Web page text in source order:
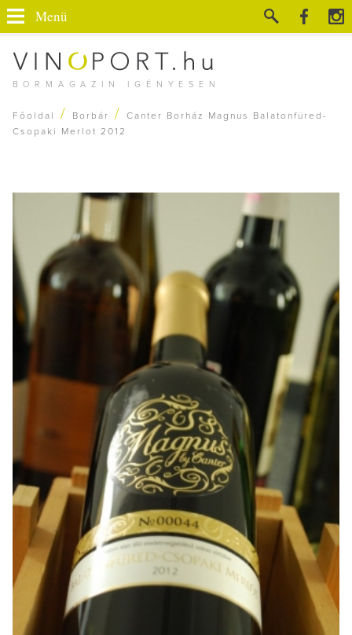
BORMAGAZIN IGÉNYESEN
Menü
Főoldal / Borbár /
Canter Borház Magnus Balatonfüred-
Csopaki Merlot 2012